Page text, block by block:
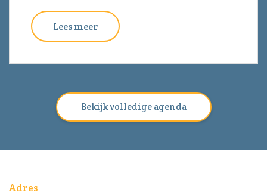
Lees meer
Bekijk volledige agenda
Adres